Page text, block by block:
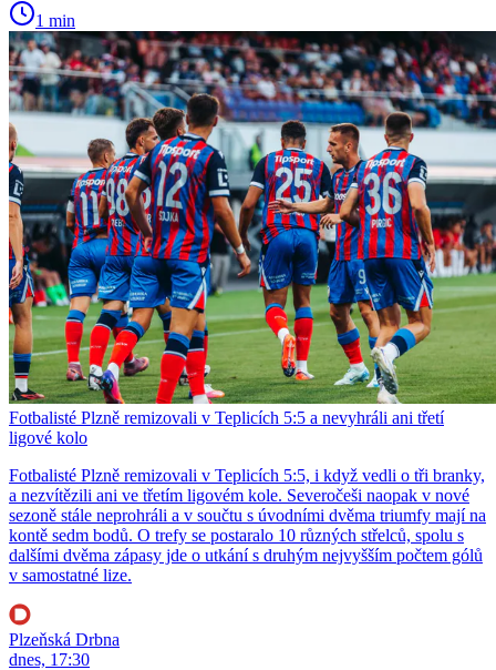
1 min
Fotbalisté Plzně remizovali v Teplicích 5:5 a nevyhráli ani třetí
ligové kolo
Fotbalisté Plzně remizovali v Teplicích 5:5, i když vedli o tři branky,
a nezvítězili ani ve třetím ligovém kole. Severočeši naopak v nové
sezoně stále neprohráli a v součtu s úvodními dvěma triumfy mají na
kontě sedm bodů. O trefy se postaralo 10 různých střelců, spolu s
dalšími dvěma zápasy jde o utkání s druhým nejvyšším počtem gólů
v samostatné lize.
Plzeňská Drbna
dnes, 17:30